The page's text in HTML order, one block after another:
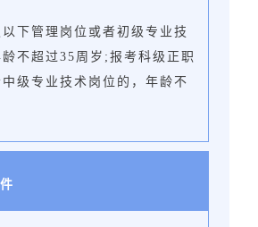
下管理岗位或者初级专业技
不超过35周岁;报考科级正职
级专业技术岗位的，年龄不